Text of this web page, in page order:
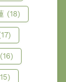
(18)
(16)